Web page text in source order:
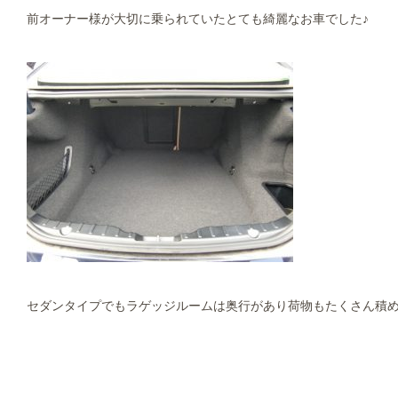
前オーナー様が大切に乗られていたとても綺麗なお車でした♪
セダンタイプでもラゲッジルームは奥行があり荷物もたくさん積